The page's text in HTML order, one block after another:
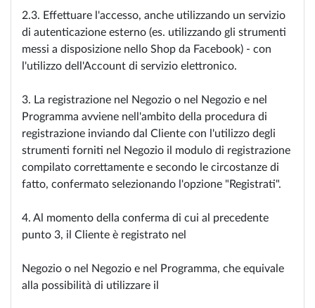
2.3. Effettuare l'accesso, anche utilizzando un servizio
di autenticazione esterno (es. utilizzando gli strumenti
messi a disposizione nello Shop da Facebook) - con
l'utilizzo dell'Account di servizio elettronico.
3. La registrazione nel Negozio o nel Negozio e nel
Programma avviene nell'ambito della procedura di
registrazione inviando dal Cliente con l'utilizzo degli
strumenti forniti nel Negozio il modulo di registrazione
compilato correttamente e secondo le circostanze di
fatto, confermato selezionando l'opzione "Registrati".
4. Al momento della conferma di cui al precedente
punto 3, il Cliente è registrato nel
Negozio o nel Negozio e nel Programma, che equivale
alla possibilità di utilizzare il